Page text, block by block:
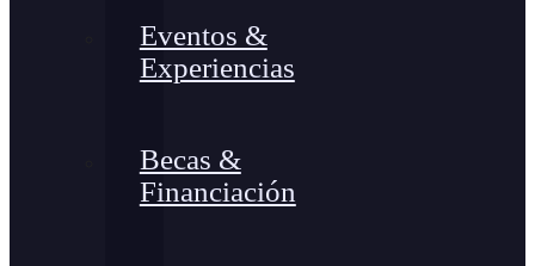
Eventos &
Experiencias
Becas &
Financiación